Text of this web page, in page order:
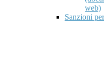
web)
Sanzioni